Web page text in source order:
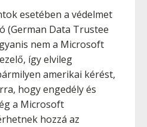
esetében a védelmet
(German Data Trustee
nem a Microsoft
így elvileg
amerikai kérést,
hogy engedély és
a Microsoft
hozzá az